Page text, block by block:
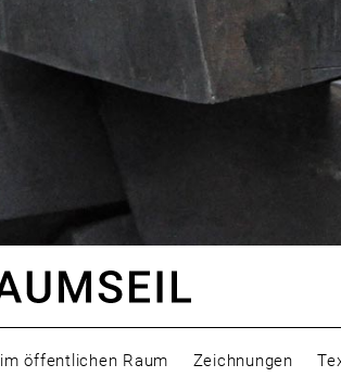
im öffentlichen Raum Zeichnungen